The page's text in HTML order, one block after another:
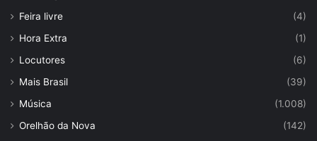
Feira livre
(4)
Hora Extra
(1)
Locutores
(6)
Mais Brasil
(39)
Música
(1.008)
Orelhão da Nova
(142)